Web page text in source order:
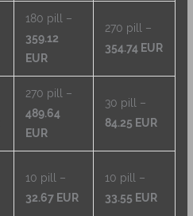
180 pill –
359.12
EUR
270 pill –
354.74 EUR
270 pill –
489.64
EUR
30 pill –
84.25 EUR
10 pill –
32.67 EUR
10 pill –
33.55 EUR